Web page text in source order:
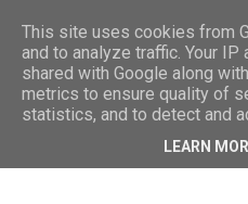
This site uses cookies from
and to analyze traffic. Your
shared with Google along
metrics to ensure quality of
statistics, and to detect and
LEARN